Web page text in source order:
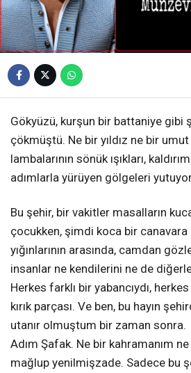
Gökyüzü, kurşun bir battaniye gibi
çökmüştü. Ne bir yıldız ne bir umut
lambalarının sönük ışıkları,
adımlarla yürüyen gölgeleri
Bu şehir, bir vakitler masalların
çocukken, şimdi koca bir
yığınlarının arasında, camdan
insanlar ne kendilerini ne de
Herkes farklı bir yabancıydı,
kırık parçası. Ve ben, bu hayın
utanır olmuştum bir zaman sonra.
Adım Şafak. Ne bir kahramanım
mağlup yenilmişzade. Sadece bu